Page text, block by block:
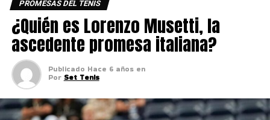
PROMESAS DEL TENIS
¿Quién es Lorenzo Musetti, la
ascedente promesa italiana?
Publicado Hace 6 años en
Por Set Tenis